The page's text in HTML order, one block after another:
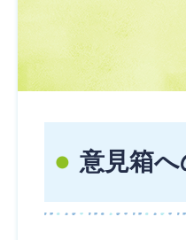
意見箱